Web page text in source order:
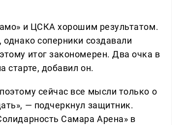
и ЦСКА хорошим результатом.
соперники создавали
итог закономерен. Два очка в
старте, добавил он.
сейчас все мысли только о
— подчеркнул защитник.
Самара Арена» в